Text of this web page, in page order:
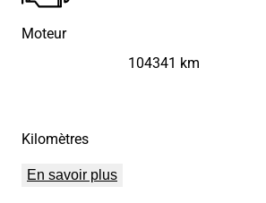
Moteur
Kilomètres
104341 km
En savoir plus